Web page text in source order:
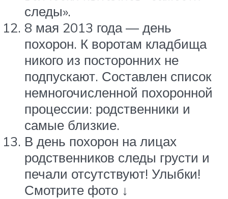
следы».
8 мая 2013 года — день
похорон. К воротам кладбища
никого из посторонних не
подпускают. Составлен список
немногочисленной похоронной
процессии: родственники и
самые близкие.
В день похорон на лицах
родственников следы грусти и
печали отсутствуют! Улыбки!
Смотрите фото ↓